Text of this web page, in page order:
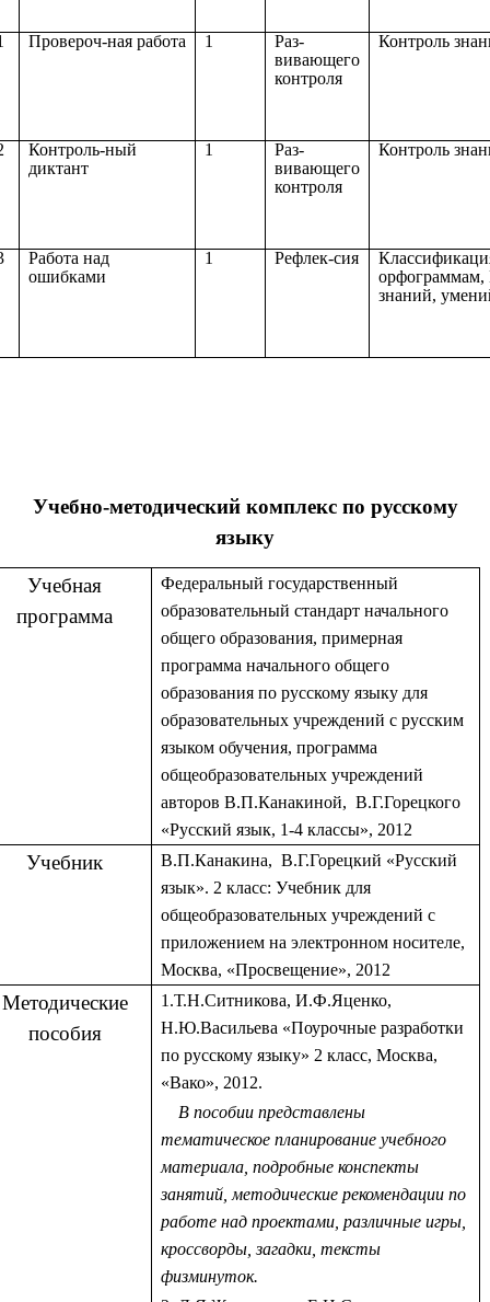
Провероч-ная работа 1
Раз-
вивающего
контроля
Контроль
Контроль-ный
диктант
1
Раз-
вивающего
контроля
Контроль
Работа над
ошибками
1 Рефлек-сия
орфограммам,
знаний,
Учебно-методический комплекс по русскому
языку
Учебная
программа
Федеральный государственный
образовательный стандарт начального
общего образования, примерная
программа начального общего
образования по русскому языку для
образовательных учреждений с русским
языком обучения, программа
общеобразовательных учреждений
авторов В.П.Канакиной, В.Г.Горецкого
«Русский язык, 1-4 классы», 2012
Учебник
В.П.Канакина, В.Г.Горецкий «Русский
язык». 2 класс: Учебник для
общеобразовательных учреждений с
приложением на электронном носителе,
Москва, «Просвещение», 2012
Методические
пособия
1.Т.Н.Ситникова, И.Ф.Яценко,
Н.Ю.Васильева «Поурочные разработки
по русскому языку» 2 класс, Москва,
«Вако», 2012.
В пособии представлены
тематическое планирование учебного
материала, подробные конспекты
занятий, методические рекомендации по
работе над проектами, различные игры,
кроссворды, загадки, тексты
физминуток.